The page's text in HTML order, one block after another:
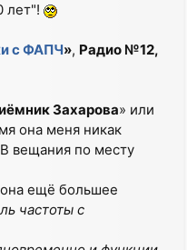
лет"!
с ФАПЧ», Радио №12,
Захарова» или
она меня никак
вещания по месту
она ещё большее
частоты с